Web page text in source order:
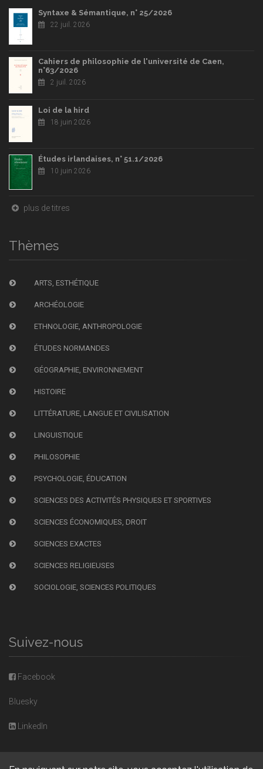
Syntaxe & Sémantique, n° 25/2026
22 juil. 2026
Cahiers de philosophie de l'université de Caen,
n°63/2026
2 juil. 2026
Loi de la hird
18 juin 2026
Études irlandaises, n° 51.1/2026
10 juin 2026
plus de titres
Thèmes
ARTS, ESTHÉTIQUE
ARCHÉOLOGIE
ETHNOLOGIE, ANTHROPOLOGIE
ÉTUDES NORMANDES
GÉOGRAPHIE, ENVIRONNEMENT
HISTOIRE
LITTÉRATURE, LANGUE ET CIVILISATION
LINGUISTIQUE
PHILOSOPHIE
PSYCHOLOGIE, ÉDUCATION
SCIENCES DES ACTIVITÉS PHYSIQUES ET SPORTIVES
SCIENCES ÉCONOMIQUES, DROIT
SCIENCES EXACTES
SCIENCES RELIGIEUSES
SOCIOLOGIE, SCIENCES POLITIQUES
Suivez-nous
Facebook
Bluesky
LinkedIn